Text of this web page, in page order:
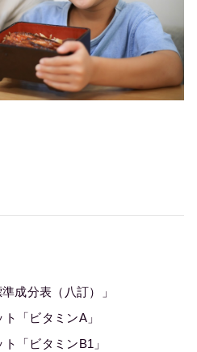
成分表（八訂）」
「ビタミンA」
「ビタミンB1」